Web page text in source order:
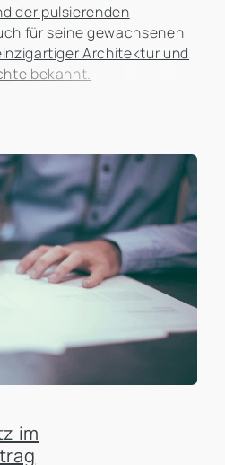
der pulsierenden
für seine gewachsenen
Architektur und
bekannt.
im